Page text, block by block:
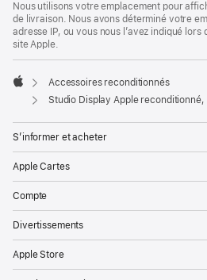
Nous utilisons votre emplacement pour
de livraison. Nous avons déterminé votre
adresse IP, ou vous nous l’avez indiqué
site Apple.
Apple
Accessoires reconditionnés
Studio Display Apple reconditionné, verre nano-
S’informer et acheter
Apple Cartes
Compte
Divertissements
Apple Store